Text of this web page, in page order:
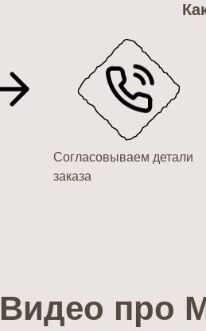
Согласовываем детали
заказа
Видео про